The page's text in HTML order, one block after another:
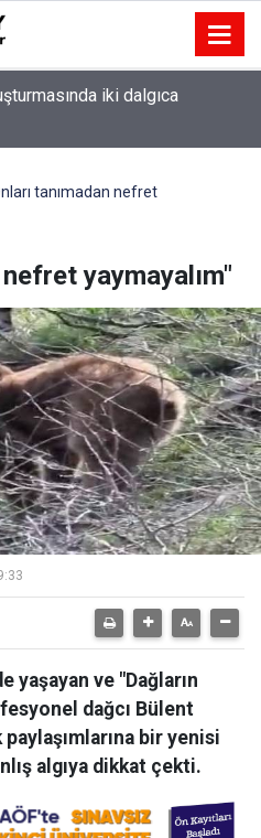
iki dalgıca
tanımadan nefret
yaymayalım"
yaşayan ve "Dağların
dağcı Bülent
paylaşımlarına bir yenisi
algıya dikkat çekti.